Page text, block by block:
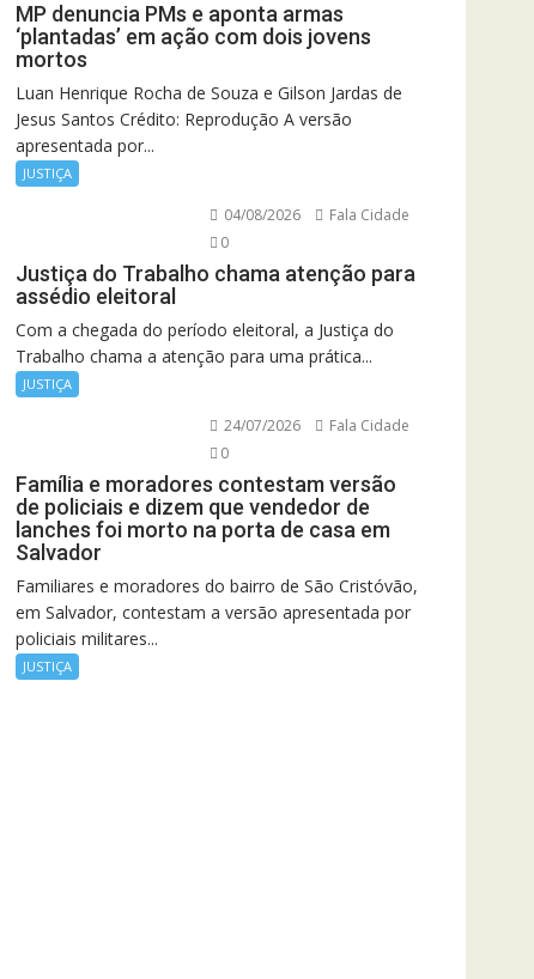
MP denuncia PMs e aponta armas
‘plantadas’ em ação com dois jovens
mortos
Luan Henrique Rocha de Souza e Gilson Jardas de
Jesus Santos Crédito: Reprodução A versão
apresentada por...
JUSTIÇA
04/08/2026
Fala Cidade
0
Justiça do Trabalho chama atenção para
assédio eleitoral
Com a chegada do período eleitoral, a Justiça do
Trabalho chama a atenção para uma prática...
JUSTIÇA
24/07/2026
Fala Cidade
0
Família e moradores contestam versão
de policiais e dizem que vendedor de
lanches foi morto na porta de casa em
Salvador
Familiares e moradores do bairro de São Cristóvão,
em Salvador, contestam a versão apresentada por
policiais militares...
JUSTIÇA